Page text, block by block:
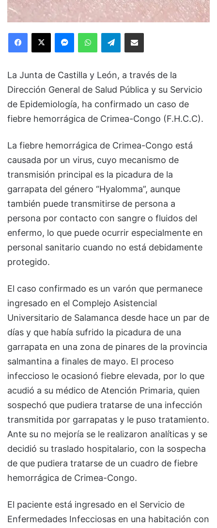
Facebook
X MessengerWhatsAppTelegramCompartir via Email
La Junta de Castilla y León, a través de la
Dirección General de Salud Pública y su Servicio
de Epidemiología, ha confirmado un caso de
fiebre hemorrágica de Crimea-Congo (F.H.C.C).
La fiebre hemorrágica de Crimea-Congo está
causada por un virus, cuyo mecanismo de
transmisión principal es la picadura de la
garrapata del género “Hyalomma”, aunque
también puede transmitirse de persona a
persona por contacto con sangre o fluidos del
enfermo, lo que puede ocurrir especialmente en
personal sanitario cuando no está debidamente
protegido.
El caso confirmado es un varón que permanece
ingresado en el Complejo Asistencial
Universitario de Salamanca desde hace un par de
días y que había sufrido la picadura de una
garrapata en una zona de pinares de la provincia
salmantina a finales de mayo. El proceso
infeccioso le ocasionó fiebre elevada, por lo que
acudió a su médico de Atención Primaria, quien
sospechó que pudiera tratarse de una infección
transmitida por garrapatas y le puso tratamiento.
Ante su no mejoría se le realizaron analíticas y se
decidió su traslado hospitalario, con la sospecha
de que pudiera tratarse de un cuadro de fiebre
hemorrágica de Crimea-Congo.
El paciente está ingresado en el Servicio de
Enfermedades Infecciosas en una habitación con